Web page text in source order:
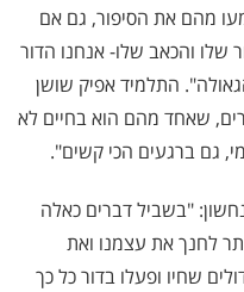
מהם את הסיפור, גם אם
שלו והכאב שלו- אנחנו הדור
התלמיד אפיק שושן
שאחד מהם הוא בחיים לא
גם ברגעים הכי קשים".
"בשביל דברים כאלה
לחנך את עצמנו ואת
שחיו ופעלו בדור כל כך